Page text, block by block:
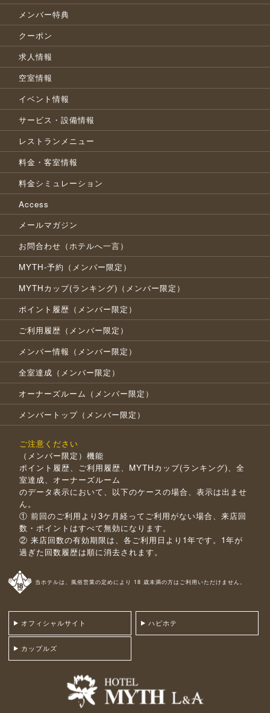
メンバー特典
クーポン
求人情報
空室情報
イベント情報
サービス・設備情報
レストランメニュー
料金・客室情報
料金シミュレーション
Access
メールマガジン
お問合わせ（ホテルへ一言）
MYTH-予約（メンバー限定）
MYTHカップ(ランキング)（メンバー限定）
ポイント履歴（メンバー限定）
ご利用履歴（メンバー限定）
メンバー情報（メンバー限定）
全室達成（メンバー限定）
オーナーズルーム（メンバー限定）
メンバートップ（メンバー限定）
ご注意ください
（メンバー限定）機能
ポイント履歴、ご利用履歴、MYTHカップ(ランキング)、全
室達成、オーナーズルーム
のデータ表示において、以下のケースの場合、表示は出ませ
ん。
① 前回のご利用より3ケ月経ってご利用がない場合、来店回
数・ポイントはすべて無効になります。
② 来店回数の有効期限は、各ご利用日より1年です。1年が
過ぎた回数履歴は順に消去されます。
当ホテルは、風俗営業の定めにより 18 歳未満の方はご利用いただけません。
オフィシャルサイト ハピホテ
カップルズ